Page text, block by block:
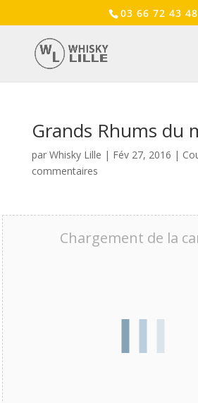
03 66 72 43 48
Grands Rhums du
par Whisky Lille | Fév 27, 2016 |
commentaires
Chargement de la